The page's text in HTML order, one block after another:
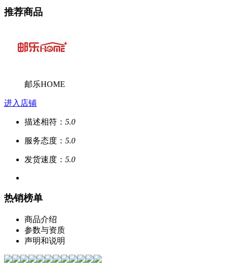
推荐商品
邮乐HOME
进入店铺
描述相符： 5.0
服务态度： 5.0
发货速度： 5.0
热销榜单
商品介绍
参数与资质
声明和说明